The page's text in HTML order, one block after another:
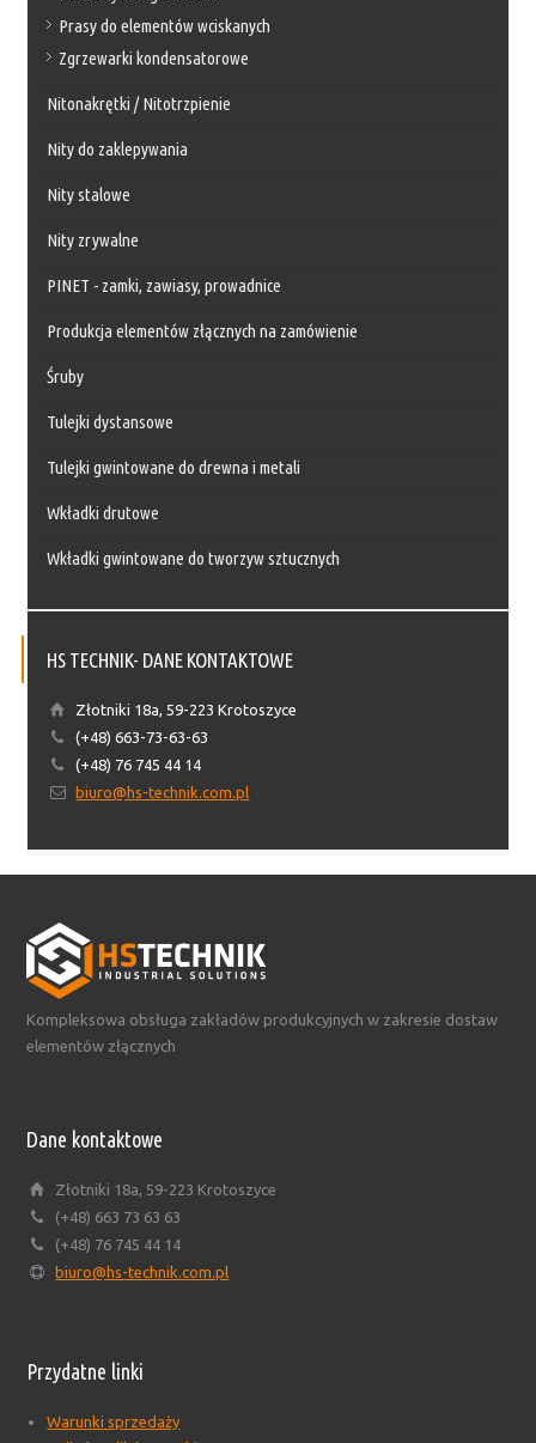
Prasy do elementów wciskanych
Zgrzewarki kondensatorowe
Nitonakrętki / Nitotrzpienie
Nity do zaklepywania
Nity stalowe
Nity zrywalne
PINET - zamki, zawiasy, prowadnice
Produkcja elementów złącznych na zamówienie
Śruby
Tulejki dystansowe
Tulejki gwintowane do drewna i metali
Wkładki drutowe
Wkładki gwintowane do tworzyw sztucznych
HS TECHNIK- DANE KONTAKTOWE
Złotniki 18a, 59-223 Krotoszyce
(+48) 663-73-63-63
(+48) 76 745 44 14
biuro@hs-technik.com.pl
Kompleksowa obsługa zakładów produkcyjnych w zakresie dostaw
elementów złącznych
Dane kontaktowe
Złotniki 18a, 59-223 Krotoszyce
(+48) 663 73 63 63
(+48) 76 745 44 14
biuro@hs-technik.com.pl
Przydatne linki
Warunki sprzedaży